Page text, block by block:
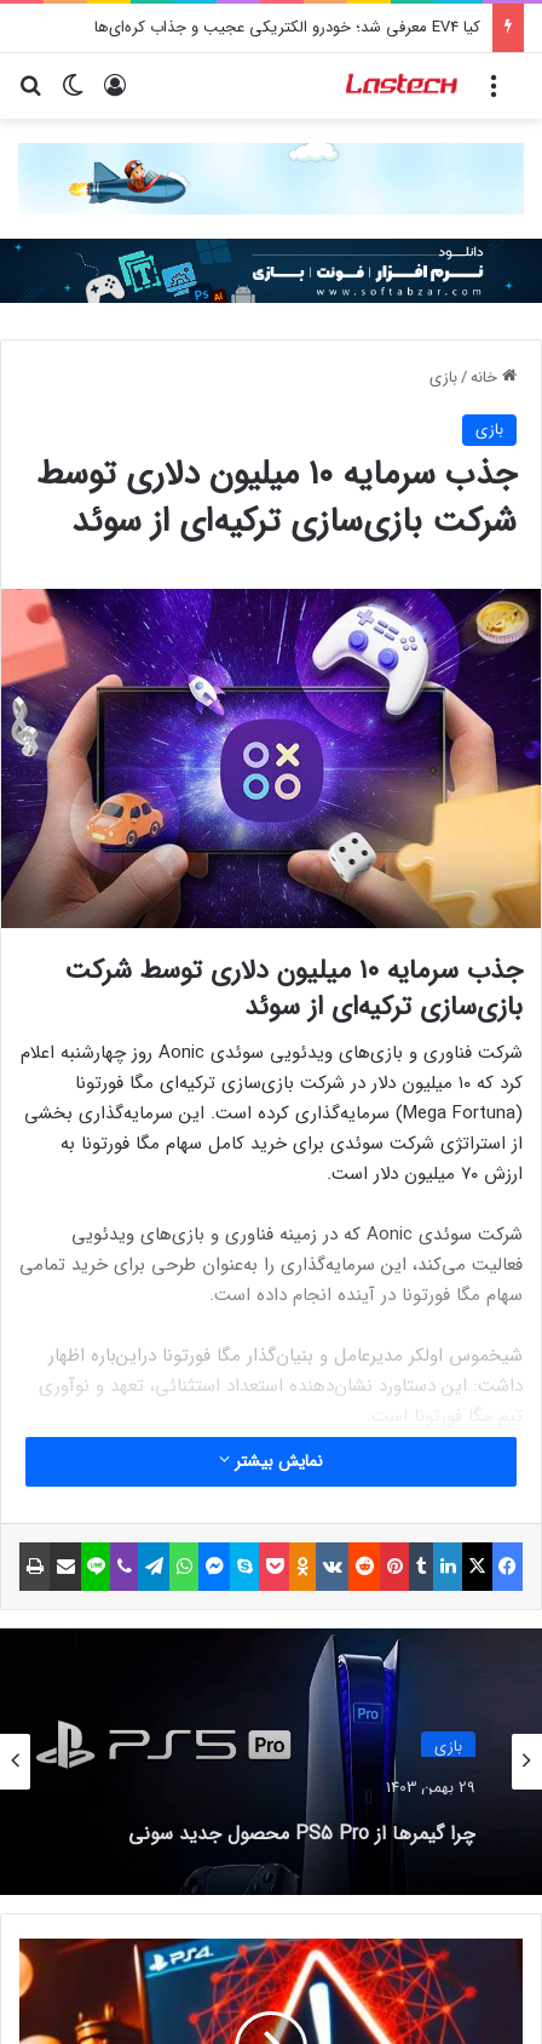
کیا EV4 معرفی شد؛ خودرو الکتریکی عجیب و جذاب کره‌ای‌ها
تغییر ورود
خانه/بازی
بازی
جذب سرمایه ۱۰ میلیون دلاری توسط
شرکت بازی‌سازی ترکیه‌ای از سوئد
جذب سرمایه ۱۰ میلیون دلاری توسط شرکت
بازی‌سازی ترکیه‌ای از سوئد
شرکت فناوری و بازی‌های ویدئویی سوئدی Aonic روز چهارشنبه اعلام
کرد که ۱۰ میلیون دلار در شرکت بازی‌سازی ترکیه‌ای مگا فورتونا
(Mega Fortuna) سرمایه‌گذاری کرده است. این سرمایه‌گذاری بخشی
از استراتژی شرکت سوئدی برای خرید کامل سهام مگا فورتونا به
ارزش ۷۰ میلیون دلار است.
شرکت سوئدی Aonic که در زمینه فناوری و بازی‌های ویدئویی
فعالیت می‌کند، این سرمایه‌گذاری را به‌عنوان طرحی برای خرید تمامی
سهام مگا فورتونا در آینده انجام داده است.
شیخموس اولکر مدیرعامل و بنیان‌گذار مگا فورتونا در‌این‌باره اظهار
داشت: این دستاورد نشان‌دهنده استعداد استثنائی، تعهد و نوآوری
تیم مگا فورتونا است.
دلار) از شرکت‌های Metric Capital Partners و Active Ownership
دریافت کرد. این معامله یکی از بزرگ‌ترین سرمایه‌گذاری‌ها در خرید
سهام اقلیتی در اروپا در آن سال بود.
نوشته های مشابه
بازیگران ارباب حلقه‌ها با نظرات نژاد
پرستانه هواداران موافق نیستند
17 شهریور 1401
خالقین دارک منتشر شد
17 خرداد 1401
شرکت مگا فورتونا که دفتر مرکزی آن در استان بورسای ترکیه قرار
دارد، به‌عنوان یک پلتفرم کشف بازی‌های موبایلی فعالیت می‌کند.
نمایش بیشتر
فیسبوک ایکس لینکداین تامبلر پینتریست Reddit
VKontakte
Odnoklassniki پاکت اسکایپ مسنجر واتس آپ تلگرام وایبر لاین اشتراک گذاری با ایمیل
بازی
29 بهمن 1403
ناراضی‌اند؟